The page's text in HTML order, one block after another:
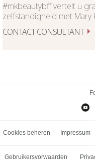
#mkbeautybff vertelt u
zelfstandigheid met Mary
CONTACT CONSULTANT
Cookies beheren Impressum
Gebruikersvorwaarden